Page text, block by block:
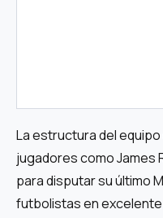
La estructura del
jugadores como James
para disputar su último
futbolistas en